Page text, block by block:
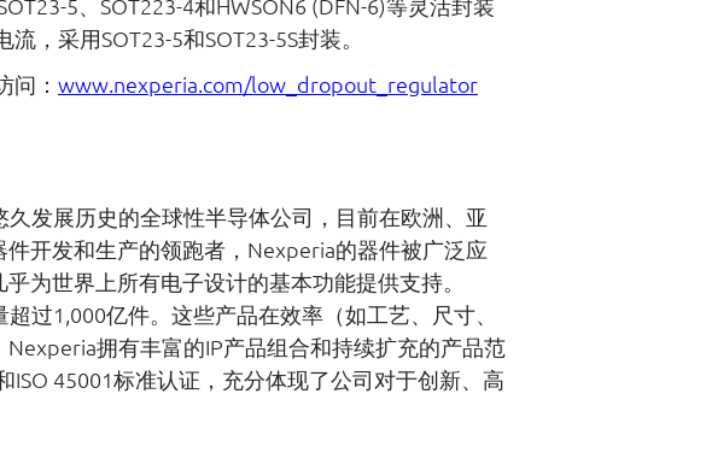
5、SOT223-4和HWSON6 (DFN-6)等灵活封装
，采用SOT23-5和SOT23-5S封装。
问： www.nexperia.com/low_dropout_regulator
发展历史的全球性半导体公司，目前在欧洲、亚
开发和生产的领跑者，Nexperia的器件被广泛应
为世界上所有电子设计的基本功能提供支持。
过1,000亿件。这些产品在效率（如工艺、尺寸、
拥有丰富的IP产品组合和持续扩充的产品范
ISO 45001标准认证，充分体现了公司对于创新、高